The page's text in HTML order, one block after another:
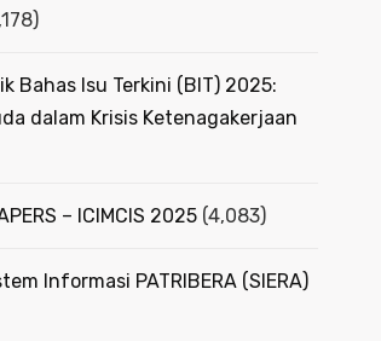
Bahas Isu Terkini (BIT) 2025:
dalam Krisis Ketenagakerjaan
– ICIMCIS 2025 (4,083)
Informasi PATRIBERA (SIERA)